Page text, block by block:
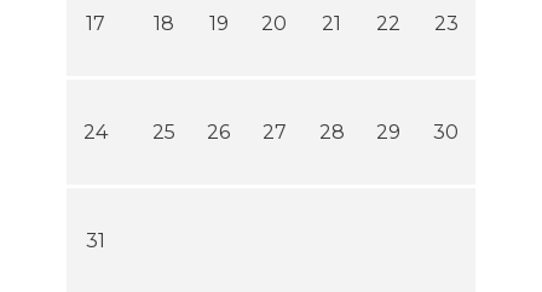
17 18 19 20 21 22 23
24 25 26 27 28 29 30
31